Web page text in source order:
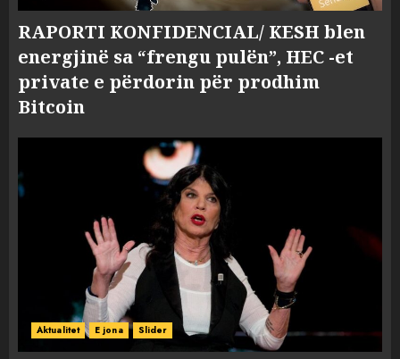
RAPORTI KONFIDENCIAL/ KESH blen
energjinë sa “frengu pulën”, HEC -et
private e përdorin për prodhim
Bitcoin
Aktualitet E jona Slider